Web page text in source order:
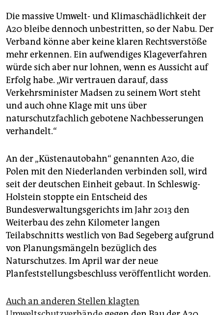
Die massive Umwelt- und Klimaschädlichkeit der
A20 bleibe dennoch unbestritten, so der Nabu. Der
Verband könne aber keine klaren Rechtsverstöße
mehr erkennen. Ein aufwendiges Klageverfahren
würde sich aber nur lohnen, wenn es Aussicht auf
Erfolg habe. „Wir vertrauen darauf, dass
Verkehrsminister Madsen zu seinem Wort steht
und auch ohne Klage mit uns über
naturschutzfachlich gebotene Nachbesserungen
verhandelt.“
An der „Küstenautobahn“ genannten A20, die
Polen mit den Niederlanden verbinden soll, wird
seit der deutschen Einheit gebaut. In Schleswig-
Holstein stoppte ein Entscheid des
Bundesverwaltungsgerichts im Jahr 2013 den
Weiterbau des zehn Kilometer langen
Teilabschnitts westlich von Bad Segeberg aufgrund
von Planungsmängeln bezüglich des
Naturschutzes. Im April war der neue
Planfeststellungsbeschluss veröffentlicht worden.
Auch an anderen Stellen klagten